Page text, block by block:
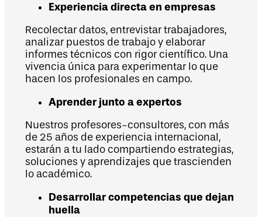
Experiencia directa en empresas
Recolectar datos, entrevistar trabajadores,
analizar puestos de trabajo y elaborar
informes técnicos con rigor científico. Una
vivencia única para experimentar lo que
hacen los profesionales en campo.
Aprender junto a expertos
Nuestros profesores-consultores, con más
de 25 años de experiencia internacional,
estarán a tu lado compartiendo estrategias,
soluciones y aprendizajes que trascienden
lo académico.
Desarrollar competencias que dejan
huella